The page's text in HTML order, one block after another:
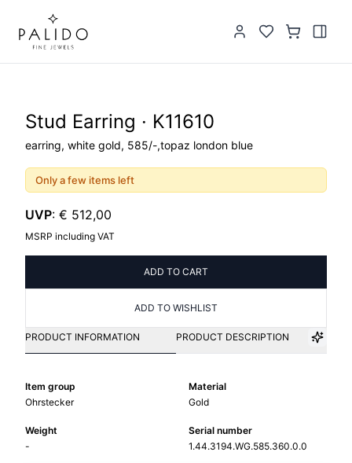
Stud Earring · K11610
earring, white gold, 585/-,topaz london blue
Only a few items left
UVP: € 512,00
MSRP including VAT
ADD TO CART
ADD TO WISHLIST
PRODUCT INFORMATION PRODUCT DESCRIPTION
Item group
Ohrstecker
Material
Gold
Weight
-
Serial number
1.44.3194.WG.585.360.0.0